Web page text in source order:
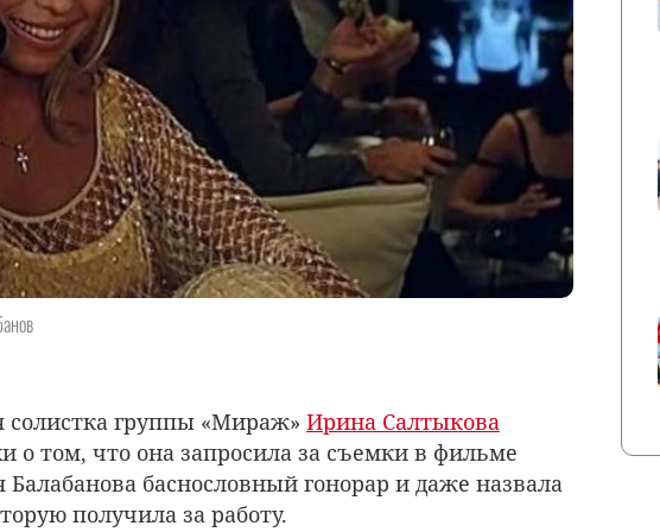
группы «Мираж» Ирина Салтыкова
о том, что она запросила за съемки в фильме
Балабанова баснословный гонорар и даже назвала
получила за работу.